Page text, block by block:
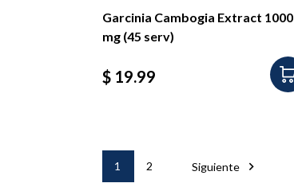
Garcinia Cambogia Extract 1000
mg (45 serv)
Precio
$ 19.99
1 2 Siguiente 